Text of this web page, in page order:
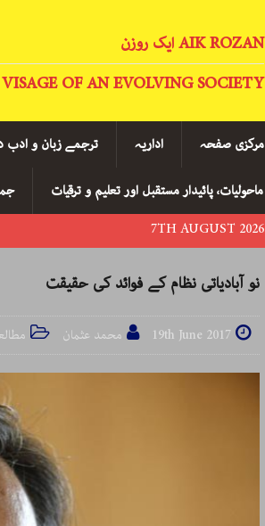
AIK ROZAN ایک روزن
OF AN EVOLVING SOCIETY
مرکزی صفحہ اداریہ ترجمے زبان و ادب
ماحولیات، پائیدار مستقبل اور تعلیم و ترقیات
7TH AUGUST 2026
نو آبادیاتی نظام کے فوائد کی حقیقت
19th June 2017 محمد عثمان